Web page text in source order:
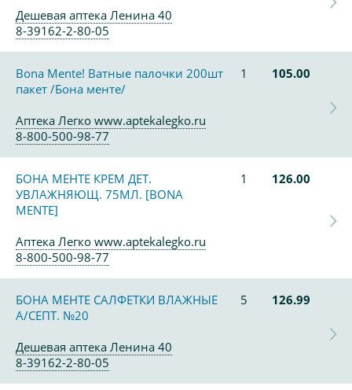
Дешевая аптека Ленина 40
8-39162-2-80-05
Bona Mente! Ватные палочки 200шт
пакет /Бона менте/
1 105.00
Аптека Легко www.aptekalegko.ru
8-800-500-98-77
БОНА МЕНТЕ КРЕМ ДЕТ.
УВЛАЖНЯЮЩ. 75МЛ. [BONA
MENTE]
1 126.00
Аптека Легко www.aptekalegko.ru
8-800-500-98-77
БОНА МЕНТЕ САЛФЕТКИ ВЛАЖНЫЕ
А/СЕПТ. №20
5 126.99
Дешевая аптека Ленина 40
8-39162-2-80-05